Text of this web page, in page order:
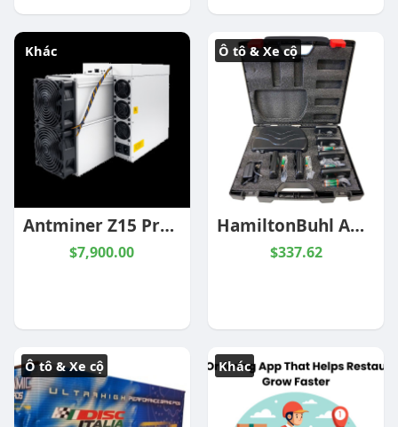
Khác
Antminer Z15 Pro 840KH/s Zcash Miner | Reliable Performance for ZEC Mining | ValueHash
$7,900.00
Ô tô & Xe cộ
HamiltonBuhl ADA-Compliant Assistive Listening System
$337.62
Ô tô & Xe cộ Khác